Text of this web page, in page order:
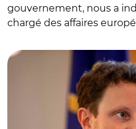
gouvernement, nous a
chargé des affaires